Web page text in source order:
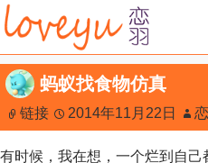
跳
过
内
容
蚂蚁找食物仿真
链接 2014年11月22日
有时候，我在想，一个烂到自